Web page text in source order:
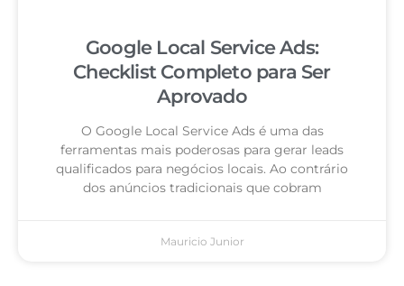
Google Local Service Ads:
Checklist Completo para Ser
Aprovado
O Google Local Service Ads é uma das
ferramentas mais poderosas para gerar leads
qualificados para negócios locais. Ao contrário
dos anúncios tradicionais que cobram
Mauricio Junior